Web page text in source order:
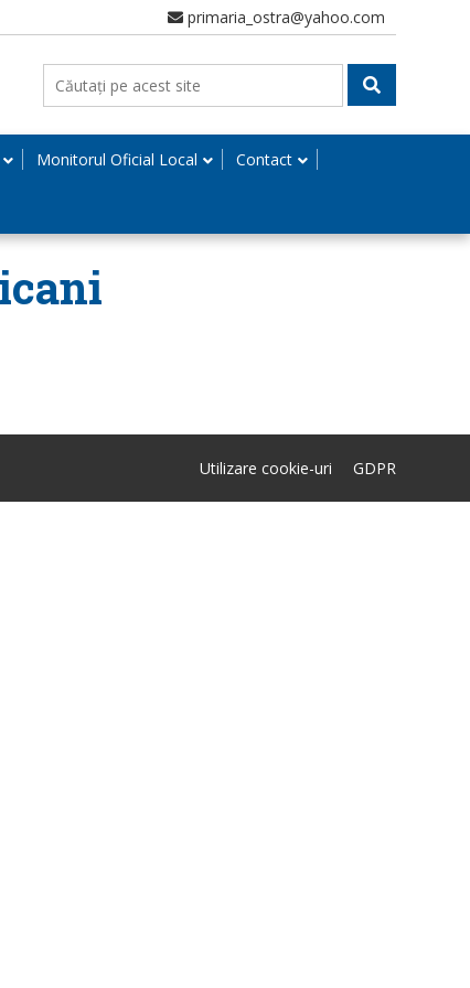
primaria_ostra@yahoo.com
Monitorul Oficial Local Contact
Utilizare cookie-uri GDPR